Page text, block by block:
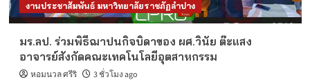
งานประชาสัมพันธ์ มหาวิทยาลัยราชภัฏลำปาง
มร.ลป. ร่วมพิธีฌาปนกิจบิดาของ ผศ.วินัย ต๊ะแสง
อาจารย์สังกัดคณะเทคโนโลยีอุตสาหกรรม
หอมนวล ศรีริ 3 ชั่วโมง ago